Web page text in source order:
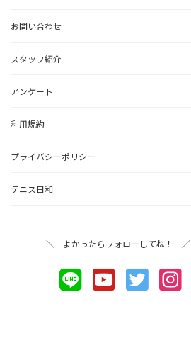
お問い合わせ
スタッフ紹介
アンケート
利用規約
プライバシーポリシー
テニス日和
＼ よかったらフォローしてね！ ／